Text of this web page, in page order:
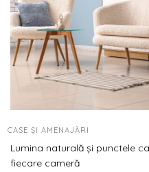
CASE ȘI AMENAJĂRI
Lumina naturală și punctele
fiecare cameră